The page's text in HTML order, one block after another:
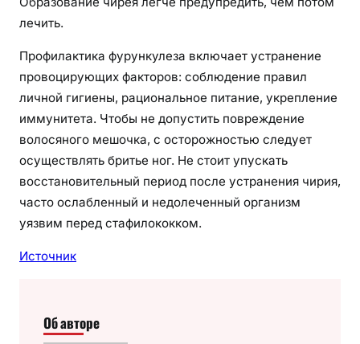
лечить.
Профилактика фурункулеза включает устранение
провоцирующих факторов: соблюдение правил
личной гигиены, рациональное питание, укрепление
иммунитета. Чтобы не допустить повреждение
волосяного мешочка, с осторожностью следует
осуществлять бритье ног. Не стоит упускать
восстановительный период после устранения чирия,
часто ослабленный и недолеченный организм
уязвим перед стафилококком.
Источник
Об авторе